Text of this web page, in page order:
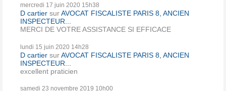
mercredi 17 juin 2020 15h38
D cartier surAVOCAT FISCALISTE PARIS 8, ANCIEN
INSPECTEUR...
MERCI DE VOTRE ASSISTANCE SI EFFICACE
lundi 15 juin 2020 14h28
D cartier surAVOCAT FISCALISTE PARIS 8, ANCIEN
INSPECTEUR...
excellent praticien
samedi 23 novembre 2019 10h00